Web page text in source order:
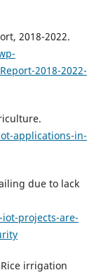
2018-2022.
2018-2022-
applications-in-
due to lack
projects-are-
Rice irrigation